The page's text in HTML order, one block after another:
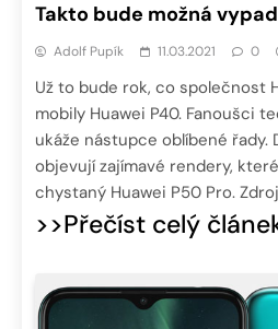
Takto bude možná
Adolf Pupík 11.03.2021 0
Už to bude rok, co společnost
mobily Huawei P40. Fanoušci
ukáže nástupce oblíbené řady.
objevují zajímavé rendery,
chystaný Huawei P50 Pro.
>>Přečíst celý